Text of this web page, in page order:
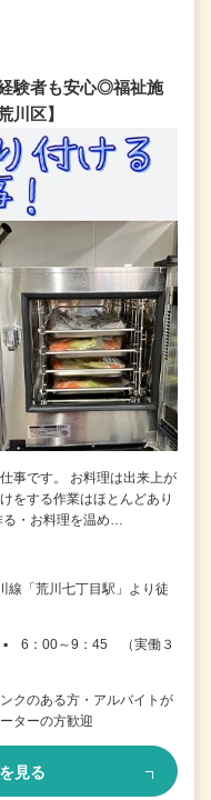
験者も安心◎福祉施
川区】
事です。 お料理は出来上が
をする作業はほとんどあり
る・お料理を温め…
線「荒川七丁目駅」より徒
▪ 6：00～9：45 （実働３
クのある方・アルバイトが
ターの方歓迎
見る